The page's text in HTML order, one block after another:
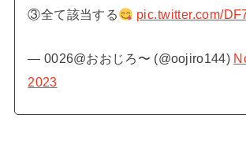
③全て該当する
pic.twitter.com/
— 0026@おおじろ〜 (@oojiro144)
2023